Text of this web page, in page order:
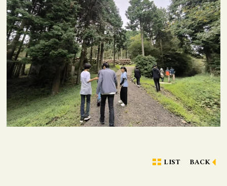
LIST BACK